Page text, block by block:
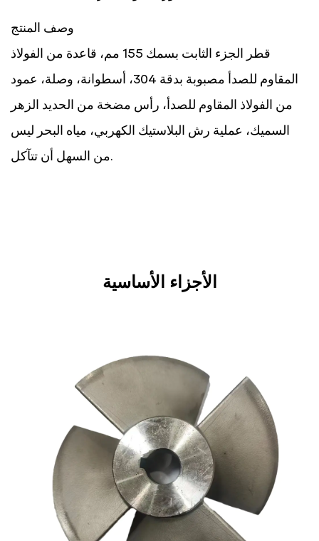
وصف المنتج
قطر الجزء الثابت بسمك 155 مم، قاعدة من الفولاذ
المقاوم للصدأ مصبوبة بدقة 304، أسطوانة، وصلة، عمود
من الفولاذ المقاوم للصدأ، رأس مضخة من الحديد الزهر
السميك، عملية رش البلاستيك الكهربي، مياه البحر ليس
الأجزاء الأساسية